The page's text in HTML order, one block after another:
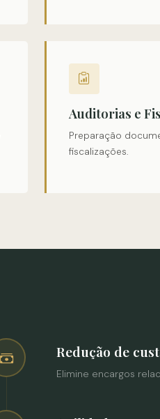
Auditorias e
Preparação
fiscalizações.
Redução de
Elimine encargos